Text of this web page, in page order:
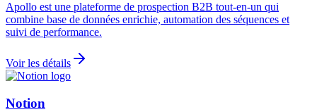
Apollo est une plateforme de prospection B2B tout-en-un qui
combine base de données enrichie, automation des séquences et
suivi de performance.
Voir les détails
Notion